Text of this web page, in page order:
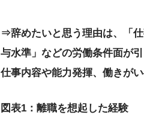
⇒辞めたいと思う理由は、「
与水準」などの労働条件面が
仕事内容や能力発揮、働きが
図表1：離職を想起した経験